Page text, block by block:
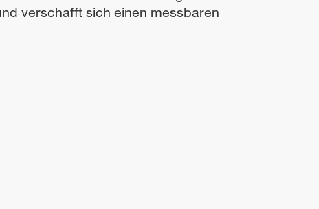
verschafft sich einen messbaren